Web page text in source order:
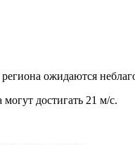
ожидаются
достигать 21 м/с.